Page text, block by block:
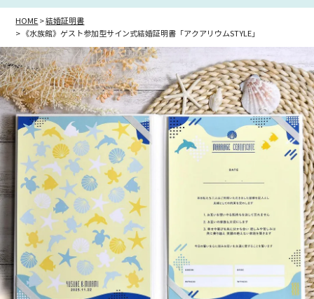
HOME
結婚証明書
《水族館》ゲスト参加型サイン式結婚証明書「アクアリウムSTYLE」